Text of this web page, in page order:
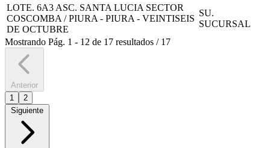
LOTE. 6A3 ASC. SANTA LUCIA SECTOR
COSCOMBA / PIURA - PIURA - VEINTISEIS
DE OCTUBRE
SU.
SUCURSAL
Mostrando Pág. 1 - 12 de 17 resultados / 17
Anterior
1
2
Siguiente